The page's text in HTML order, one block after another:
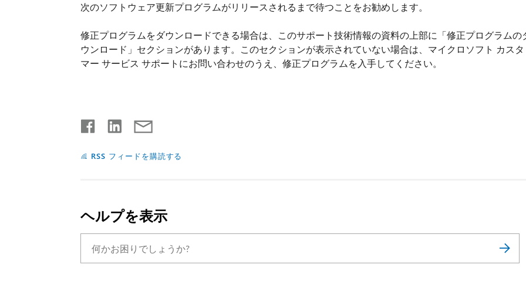
次のソフトウェア更新プログラムがリリースされるまで待つことをお勧めします。
修正プログラムをダウンロードできる場合は、このサポート技術情報の資料の上部に「修正プログラムの
ウンロード」セクションがあります。このセクションが表示されていない場合は、マイクロソフト カスタ
マー サービス サポートにお問い合わせのうえ、修正プログラムを入手してください。
RSS フィードを購読する
ヘルプを表示